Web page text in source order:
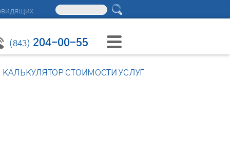
(843) 204-00-55
КАЛЬКУЛЯТОР СТОИМОСТИ УСЛУГ